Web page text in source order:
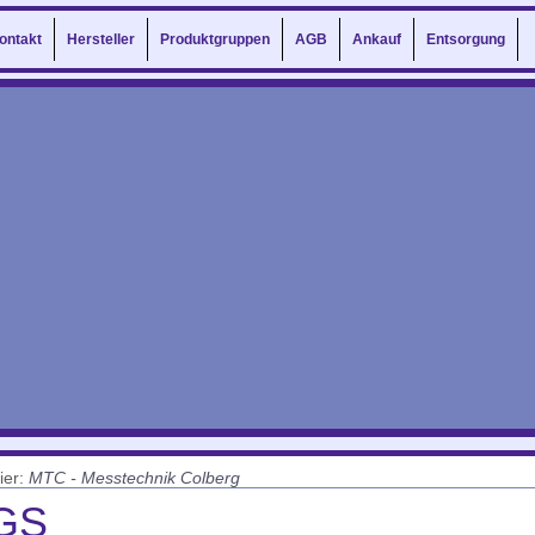
Hersteller Produktgruppen AGB Ankauf Entsorgung
MTC - Messtechnik Colberg